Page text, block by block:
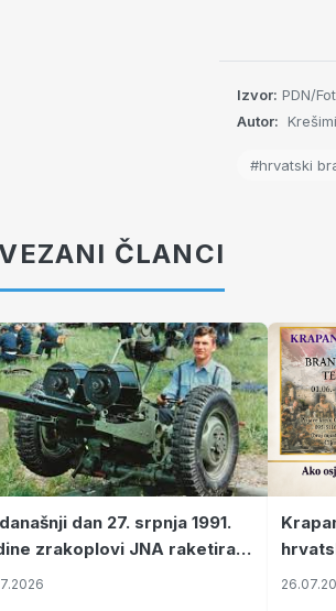
Izvor: PDN/
Autor:
#hrvatski
ČLANCI
dan 27. srpnja 1991.
zrakoplovi JNA raketirali
i obučni centar "Nikola